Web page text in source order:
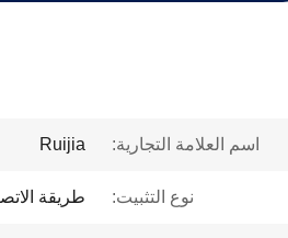
اسم العلامة التجارية: Ruijia
نوع التثبيت: طريقة